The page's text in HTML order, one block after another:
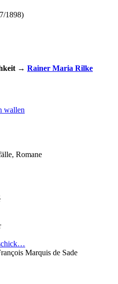
1898)
→ Rainer Maria Rilke
wallen
Romane
Marquis de Sade